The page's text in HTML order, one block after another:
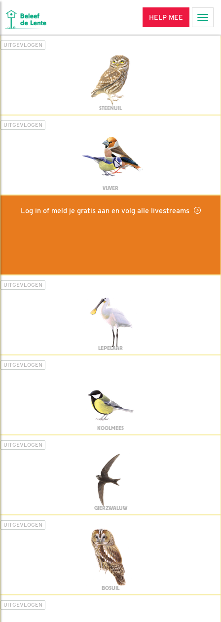
HELP MEE
UITGEVLOGEN
STEENUIL
UITGEVLOGEN
VIJVER
Log in of meld je gratis aan en volg alle livestreams
UITGEVLOGEN
LEPELAAR
UITGEVLOGEN
KOOLMEES
UITGEVLOGEN
GIERZWALUW
UITGEVLOGEN
BOSUIL
UITGEVLOGEN